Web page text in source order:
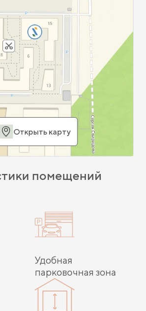
Открыть карту
помещений
Удобная
парковочная зона